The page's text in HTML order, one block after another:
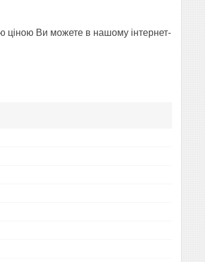
ціною Ви можете в нашому інтернет-